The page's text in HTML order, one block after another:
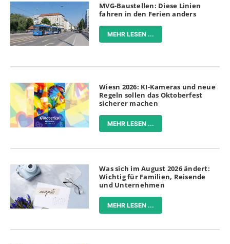
MVG-Baustellen: Diese Linien
fahren in den Ferien anders
MEHR LESEN ...
Wiesn 2026: KI-Kameras und neue
Regeln sollen das Oktoberfest
sicherer machen
MEHR LESEN ...
Was sich im August 2026 ändert:
Wichtig für Familien, Reisende
und Unternehmen
MEHR LESEN ...